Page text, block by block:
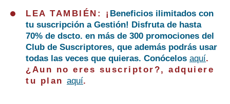
LEA TAMBIÉN: ¡ Beneficios ilimitados con
tu suscripción a Gestión! Disfruta de hasta
70% de dscto. en más de 300 promociones del
Club de Suscriptores, que además podrás usar
todas las veces que quieras. Conócelos aquí.
¿Aun no eres suscriptor?, adquiere
tu plan aquí.